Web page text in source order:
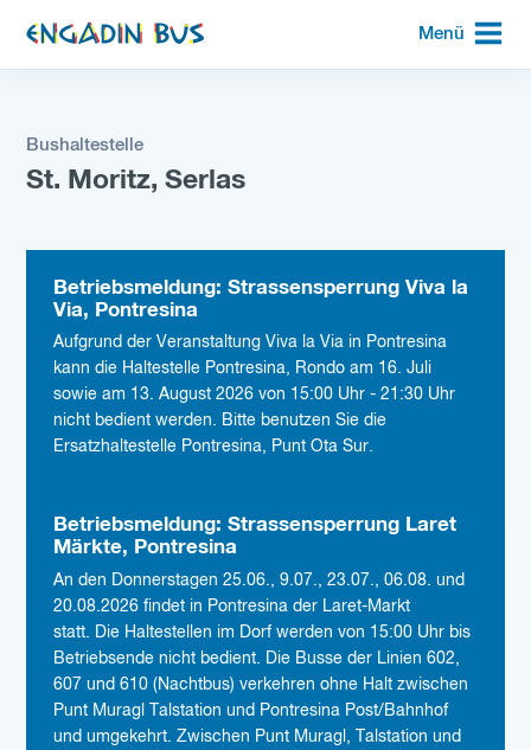
zur
Startseite
Menü
Bushaltestelle
St. Moritz, Serlas
Betriebsmeldung: Strassensperrung Viva la
Via, Pontresina
Aufgrund der Veranstaltung Viva la Via in Pontresina
kann die Haltestelle Pontresina, Rondo am 16. Juli
sowie am 13. August 2026 von 15:00 Uhr - 21:30 Uhr
nicht bedient werden. Bitte benutzen Sie die
Ersatzhaltestelle Pontresina, Punt Ota Sur.
Betriebsmeldung: Strassensperrung Laret
Märkte, Pontresina
An den Donnerstagen 25.06., 9.07., 23.07., 06.08. und
20.08.2026 findet in Pontresina der Laret-Markt
statt. Die Haltestellen im Dorf werden von 15:00 Uhr bis
Betriebsende nicht bedient. Die Busse der Linien 602,
607 und 610 (Nachtbus) verkehren ohne Halt zwischen
Punt Muragl Talstation und Pontresina Post/Bahnhof
und umgekehrt. Zwischen Punt Muragl, Talstation und